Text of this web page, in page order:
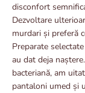
disconfort
Dezvoltare
murdari și preferă
Preparate
au dat deja
bacteriană, am
pantaloni umed și